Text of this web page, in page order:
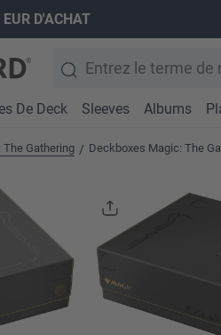
D'ACHAT
De Deck Sleeves Albums
Gathering / Deckboxes Magic: The